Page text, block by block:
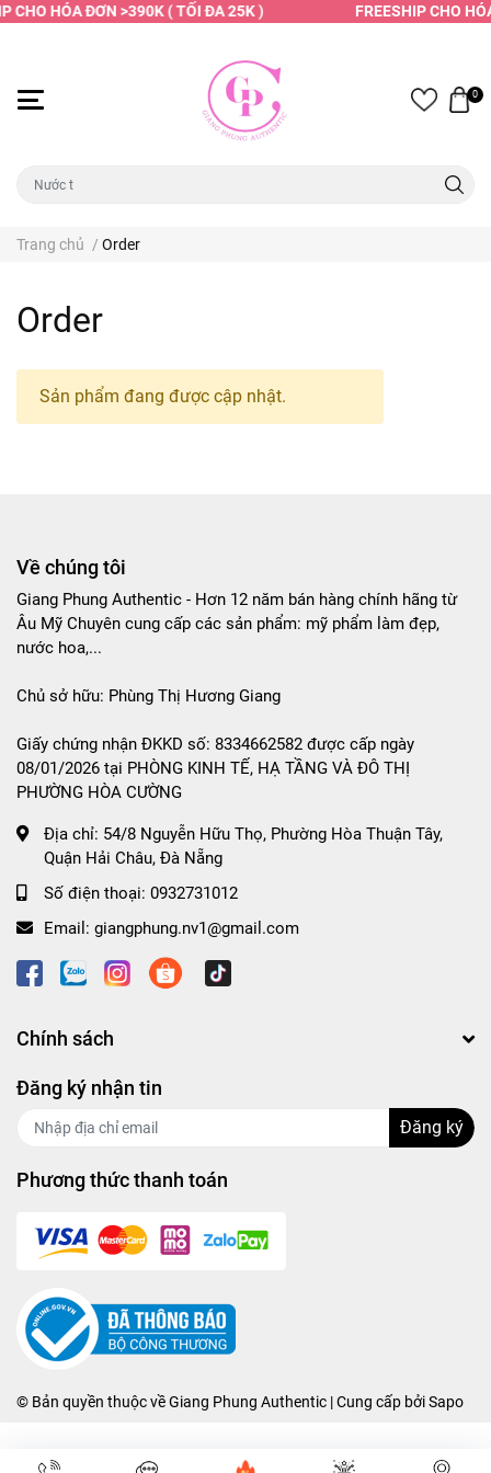
CHO HÓA ĐƠN >390K ( TỐI ĐA 25K ) FREESHIP CHO
0
Trang chủ / Order
Order
Sản phẩm đang được cập nhật.
Về chúng tôi
Giang Phung Authentic - Hơn 12 năm bán hàng chính hãng từ
Âu Mỹ Chuyên cung cấp các sản phẩm: mỹ phẩm làm đẹp,
nước hoa,...
Chủ sở hữu: Phùng Thị Hương Giang
Giấy chứng nhận ĐKKD số: 8334662582 được cấp ngày
08/01/2026 tại PHÒNG KINH TẾ, HẠ TẦNG VÀ ĐÔ THỊ
PHƯỜNG HÒA CƯỜNG
Địa chỉ: 54/8 Nguyễn Hữu Thọ, Phường Hòa Thuận Tây,
Quận Hải Châu, Đà Nẵng
Số điện thoại: 0932731012
Email: giangphung.nv1@gmail.com
Chính sách
Đăng ký nhận tin
Đăng ký
Phương thức thanh toán
© Bản quyền thuộc vềGiang Phung Authentic | Cung cấp bởiSapo